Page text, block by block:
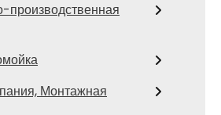
производственная
Монтажная